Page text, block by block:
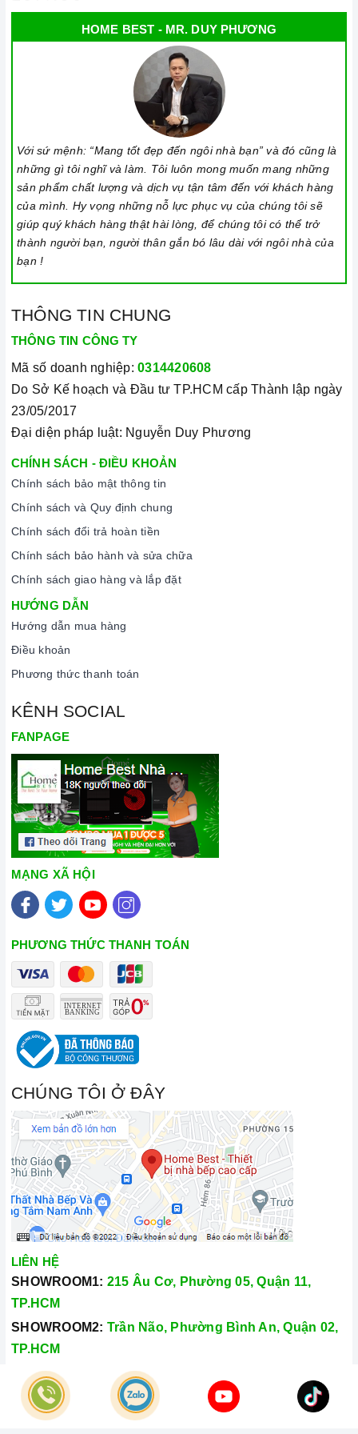
HOME BEST - MR. DUY PHƯƠNG
Với sứ mệnh: “Mang tốt đẹp đến ngôi nhà bạn” và đó cũng là
những gì tôi nghĩ và làm. Tôi luôn mong muốn mang những
sản phẩm chất lượng và dịch vụ tận tâm đến với khách hàng
của mình. Hy vọng những nỗ lực phục vụ của chúng tôi sẽ
giúp quý khách hàng thật hài lòng, để chúng tôi có thể trở
thành người bạn, người thân gắn bó lâu dài với ngôi nhà của
bạn !
THÔNG TIN CHUNG
THÔNG TIN CÔNG TY
Mã số doanh nghiệp: 0314420608
Do Sở Kế hoạch và Đầu tư TP.HCM cấp Thành lập ngày
23/05/2017
Đại diện pháp luật: Nguyễn Duy Phương
CHÍNH SÁCH - ĐIỀU KHOẢN
Chính sách bảo mật thông tin
Chính sách và Quy định chung
Chính sách đổi trả hoàn tiền
Chính sách bảo hành và sửa chữa
Chính sách giao hàng và lắp đặt
HƯỚNG DẪN
Hướng dẫn mua hàng
Điều khoản
Phương thức thanh toán
KÊNH SOCIAL
FANPAGE
MẠNG XÃ HỘI
PHƯƠNG THỨC THANH TOÁN
CHÚNG TÔI Ở ĐÂY
LIÊN HỆ
SHOWROOM1: 215 Âu Cơ, Phường 05, Quận 11,
TP.HCM
SHOWROOM2: Trần Não, Phường Bình An, Quận 02,
TP.HCM
Hotline:
028.66.79.8989
Khiếu nại: 0933.800.899